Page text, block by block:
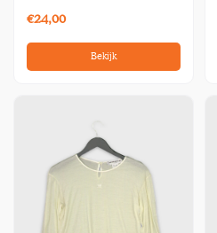
€24,00
Bekijk